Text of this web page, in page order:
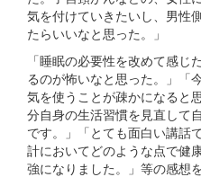
気を付けていきたいし、男性
たらいいなと思った。」
「睡眠の必要性を改めて感
るのが怖いなと思った。」「
気を使うことが疎かになると
分自身の生活習慣を見直して
です。」「とても面白い講話
計においてどのような点で健
強になりました。」等の感想